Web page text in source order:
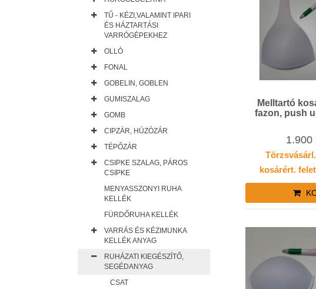
Melltartó
fazon, push
1.900
kosárért.
TŰ - KÉZI,VALAMINT IPARI
ÉS HÁZTARTÁSI
VARRÓGÉPEKHEZ
OLLÓ
FONAL
GOBELIN, GOBLEN
GUMISZALAG
GOMB
CIPZÁR, HÚZÓZÁR
TÉPŐZÁR
CSIPKE SZALAG, PÁROS
CSIPKE
MENYASSZONYI RUHA
KELLÉK
FÜRDŐRUHA KELLÉK
VARRÁS ÉS KÉZIMUNKA
KELLÉK ANYAG
RUHÁZATI KIEGÉSZÍTŐ,
SEGÉDANYAG
CSAT